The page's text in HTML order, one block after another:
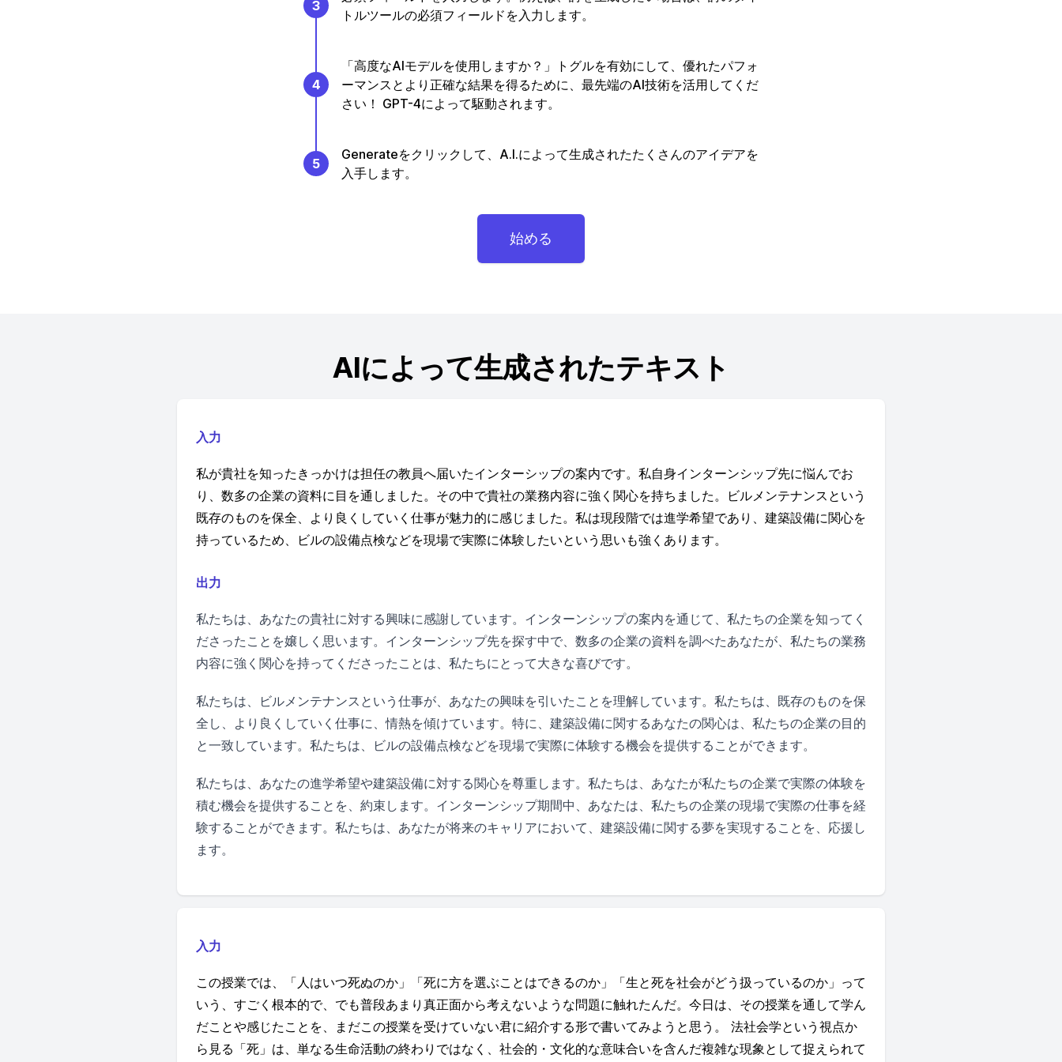
3
トルツールの必須フィールドを入力します。
4
「高度なAIモデルを使用しますか？」トグルを有効にして、優れたパフォ
ーマンスとより正確な結果を得るために、最先端のAI技術を活用してくだ
さい！ GPT-4によって駆動されます。
5
Generateをクリックして、A.I.によって生成されたたくさんのアイデアを
入手します。
始める
AIによって生成されたテキスト
入力
私が貴社を知ったきっかけは担任の教員へ届いたインターシップの案内です。私自身インターンシップ先に悩んでお
り、数多の企業の資料に目を通しました。その中で貴社の業務内容に強く関心を持ちました。ビルメンテナンスという
既存のものを保全、より良くしていく仕事が魅力的に感じました。私は現段階では進学希望であり、建築設備に関心を
持っているため、ビルの設備点検などを現場で実際に体験したいという思いも強くあります。
出力
私たちは、あなたの貴社に対する興味に感謝しています。インターンシップの案内を通じて、私たちの企業を知ってく
ださったことを嬢しく思います。インターンシップ先を探す中で、数多の企業の資料を調べたあなたが、私たちの業務
内容に強く関心を持ってくださったことは、私たちにとって大きな喜びです。
私たちは、ビルメンテナンスという仕事が、あなたの興味を引いたことを理解しています。私たちは、既存のものを保
全し、より良くしていく仕事に、情熱を傾けています。特に、建築設備に関するあなたの関心は、私たちの企業の目的
と一致しています。私たちは、ビルの設備点検などを現場で実際に体験する機会を提供することができます。
私たちは、あなたの進学希望や建築設備に対する関心を尊重します。私たちは、あなたが私たちの企業で実際の体験を
積む機会を提供することを、約束します。インターンシップ期間中、あなたは、私たちの企業の現場で実際の仕事を経
験することができます。私たちは、あなたが将来のキャリアにおいて、建築設備に関する夢を実現することを、応援し
ます。
入力
この授業では、「人はいつ死ぬのか」「死に方を選ぶことはできるのか」「生と死を社会がどう扱っているのか」って
いう、すごく根本的で、でも普段あまり真正面から考えないような問題に触れたんだ。今日は、その授業を通して学ん
だことや感じたことを、まだこの授業を受けていない君に紹介する形で書いてみようと思う。 法社会学という視点か
ら見る「死」は、単なる生命活動の終わりではなく、社会的・文化的な意味合いを含んだ複雑な現象として捉えられて